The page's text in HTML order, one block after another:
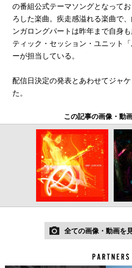
の番組公式テーマソングとなって
ろした楽曲。疾走感溢れる楽曲で
ンガロングパートは昨年まで自身
ティック・セッション・ユニット
ーが担当している。
配信日決定の発表とあわせてジャ
た。
この記事の画像・動
全ての画像・動画を